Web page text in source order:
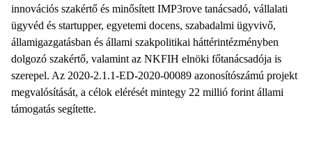
innovációs szakértő és minősített IMP3rove tanácsadó, vállalati
ügyvéd és startupper, egyetemi docens, szabadalmi ügyvivő,
államigazgatásban és állami szakpolitikai háttérintézményben
dolgozó szakértő, valamint az NKFIH elnöki főtanácsadója is
szerepel. Az 2020-2.1.1-ED-2020-00089 azonosítószámú projekt
megvalósítását, a célok elérését mintegy 22 millió forint állami
támogatás segítette.